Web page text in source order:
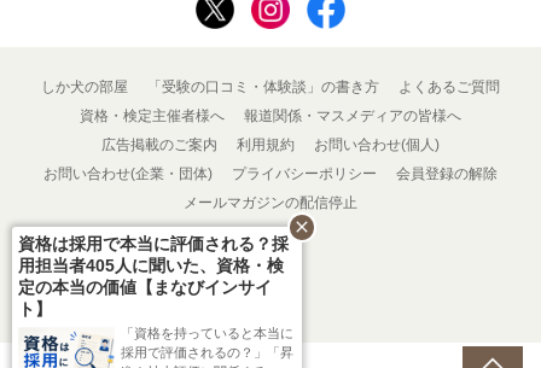
しか犬の部屋 「受験の口コミ・体験談」の書き方
よくあるご質問
資格・検定主催者様へ
報道関係・マスメディアの皆様へ
広告掲載のご案内
利用規約
お問い合わせ(個人)
お問い合わせ(企業・団体)
プライバシーポリシー
会員登録の解除
メールマガジンの配信停止
資格は採用で本当に評価される？採
用担当者405人に聞いた、資格・検
定の本当の価値【まなびインサイ
ト】
「資格を持っていると本当に
採用で評価されるの？」「昇
close